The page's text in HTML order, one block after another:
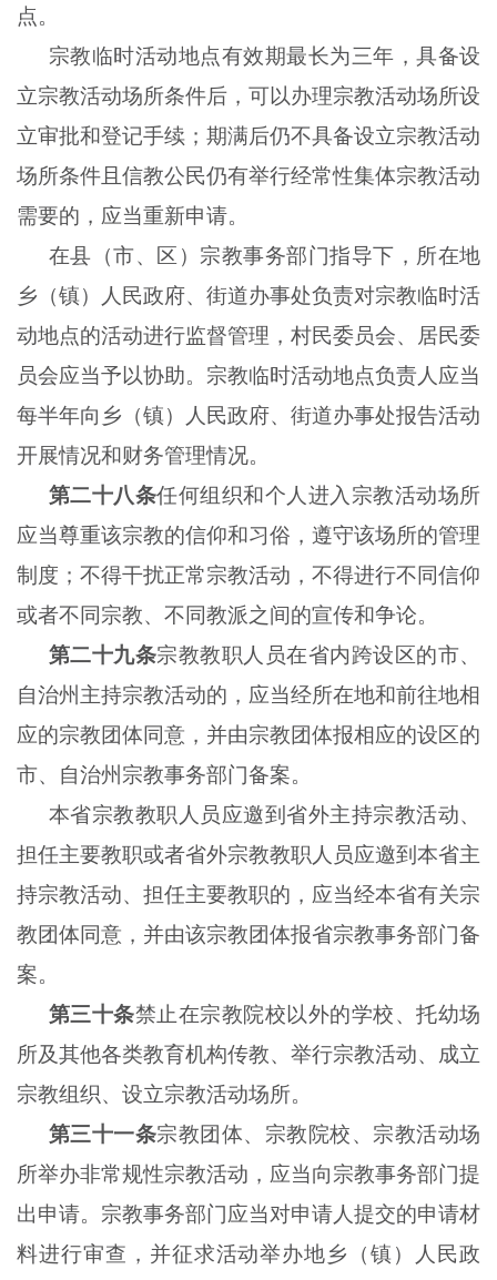
点。
宗教临时活动地点有效期最长为三年，具备设
立宗教活动场所条件后，可以办理宗教活动场所设
立审批和登记手续；期满后仍不具备设立宗教活动
场所条件且信教公民仍有举行经常性集体宗教活动
需要的，应当重新申请。
在县（市、区）宗教事务部门指导下，所在地
乡（镇）人民政府、街道办事处负责对宗教临时活
动地点的活动进行监督管理，村民委员会、居民委
员会应当予以协助。宗教临时活动地点负责人应当
每半年向乡（镇）人民政府、街道办事处报告活动
开展情况和财务管理情况。
第二十八条任何组织和个人进入宗教活动场所
应当尊重该宗教的信仰和习俗，遵守该场所的管理
制度；不得干扰正常宗教活动，不得进行不同信仰
或者不同宗教、不同教派之间的宣传和争论。
第二十九条宗教教职人员在省内跨设区的市、
自治州主持宗教活动的，应当经所在地和前往地相
应的宗教团体同意，并由宗教团体报相应的设区的
市、自治州宗教事务部门备案。
本省宗教教职人员应邀到省外主持宗教活动、
担任主要教职或者省外宗教教职人员应邀到本省主
持宗教活动、担任主要教职的，应当经本省有关宗
教团体同意，并由该宗教团体报省宗教事务部门备
案。
第三十条禁止在宗教院校以外的学校、托幼场
所及其他各类教育机构传教、举行宗教活动、成立
宗教组织、设立宗教活动场所。
第三十一条宗教团体、宗教院校、宗教活动场
所举办非常规性宗教活动，应当向宗教事务部门提
出申请。宗教事务部门应当对申请人提交的申请材
料进行审查，并征求活动举办地乡（镇）人民政